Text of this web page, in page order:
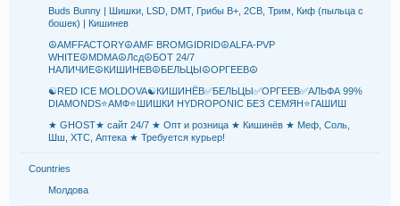
Buds Bunny | Шишки, LSD, DMT, Грибы B+, 2СB, Трим, Киф (пыльца с
бошек) | Кишинев
☮️AMFFACTORY☮️AMF BROMGIDRID☮️ALFA-PVP
WHITE☮️MDMA☮️Лсд☮️БОТ 24/7
НАЛИЧИЕ☮️КИШИНЕВ☮️БЕЛЬЦЫ☮️ОРГЕЕВ☮️
☯️RED ICE MOLDOVA☯️КИШИНЁВ✅БЕЛЬЦЫ✅ОРГЕЕВ✅АЛЬФА 99%
DIAMONDS⭐АМФ⭐ШИШКИ HYDROPONIC БЕЗ СЕМЯН⭐ГАШИШ
★ GHOST★ сайт 24/7 ★ Опт и розница ★ Кишинёв ★ Меф, Соль,
Шш, ХТС, Аптека ★ Требуется курьер!
Countries
Молдова